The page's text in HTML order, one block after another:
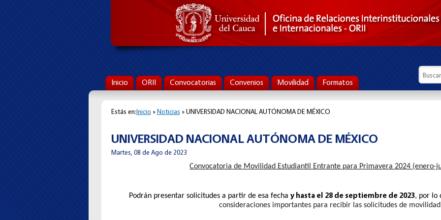
Inicio ORII Convocatorias Convenios Movilidad Formatos
Buscar
Estás en:Inicio »Noticias » UNIVERSIDAD NACIONAL AUTÓNOMA DE MÉXICO
UNIVERSIDAD NACIONAL AUTÓNOMA DE MÉXICO
Martes, 08 de Ago de 2023
Convocatoria de Movilidad Estudiantil Entrante para Primavera 2024 (enero-
Podrán presentar solicitudes a partir de esa fecha y hasta el 28 de septiembre de 2023, por lo
consideraciones importantes para recibir las solicitudes de